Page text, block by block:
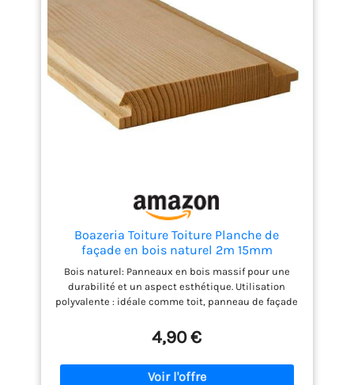
Boazeria Toiture Toiture Planche de
façade en bois naturel 2m 15mm
Bois naturel: Panneaux en bois massif pour une
durabilité et un aspect esthétique. Utilisation
polyvalente : idéale comme toit, panneau de façade
Aspect polyvalent : couleur bois naturel, adapté à
différents styles d'arrangement. Fonction : résistant
aux intempéries, convient aussi bien à l'intérieur
qu'à l'extérieur après la peinture
4,90 €